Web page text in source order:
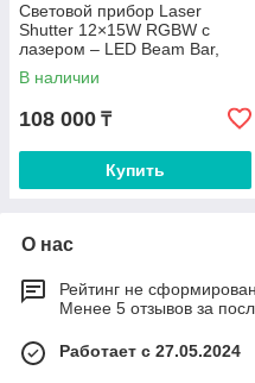
Световой прибор Laser
Shutter 12×15W RGBW с
лазером – LED Beam Bar,
стробоскоп, DMX512 для
сцены и шоу
В наличии
108 000 ₸
Купить
О нас
Рейтинг не сформирован
Менее 5 отзывов за
Работает с 27.05.2024